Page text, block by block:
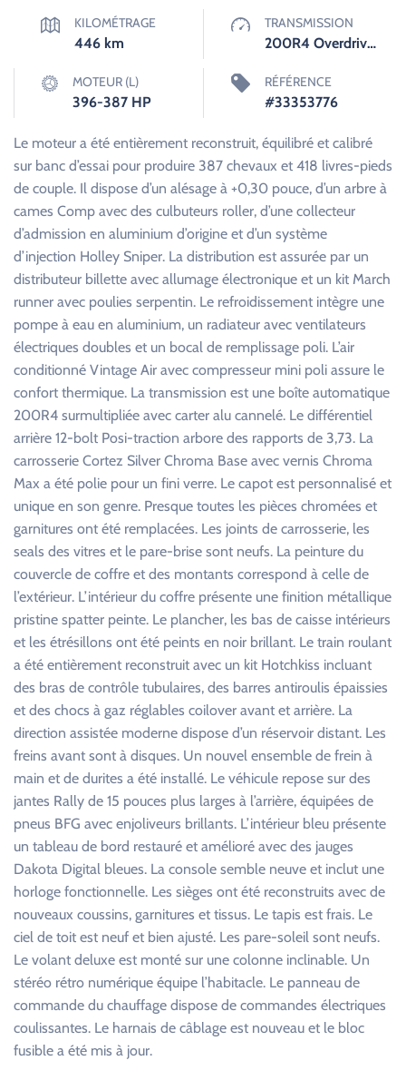
KILOMÉTRAGE
446 km
TRANSMISSION
200R4 Overdrive Automatique
MOTEUR (L)
396-387 HP
RÉFÉRENCE
#33353776
Le moteur a été entièrement reconstruit, équilibré et calibré
sur banc d’essai pour produire 387 chevaux et 418 livres-pieds
de couple. Il dispose d’un alésage à +0,30 pouce, d’un arbre à
cames Comp avec des culbuteurs roller, d’une collecteur
d’admission en aluminium d’origine et d’un système
d’injection Holley Sniper. La distribution est assurée par un
distributeur billette avec allumage électronique et un kit March
runner avec poulies serpentin. Le refroidissement intègre une
pompe à eau en aluminium, un radiateur avec ventilateurs
électriques doubles et un bocal de remplissage poli. L’air
conditionné Vintage Air avec compresseur mini poli assure le
confort thermique. La transmission est une boîte automatique
200R4 surmultipliée avec carter alu cannelé. Le différentiel
arrière 12-bolt Posi-traction arbore des rapports de 3,73. La
carrosserie Cortez Silver Chroma Base avec vernis Chroma
Max a été polie pour un fini verre. Le capot est personnalisé et
unique en son genre. Presque toutes les pièces chromées et
garnitures ont été remplacées. Les joints de carrosserie, les
seals des vitres et le pare-brise sont neufs. La peinture du
couvercle de coffre et des montants correspond à celle de
l’extérieur. L’intérieur du coffre présente une finition métallique
pristine spatter peinte. Le plancher, les bas de caisse intérieurs
et les étrésillons ont été peints en noir brillant. Le train roulant
a été entièrement reconstruit avec un kit Hotchkiss incluant
des bras de contrôle tubulaires, des barres antiroulis épaissies
et des chocs à gaz réglables coilover avant et arrière. La
direction assistée moderne dispose d’un réservoir distant. Les
freins avant sont à disques. Un nouvel ensemble de frein à
main et de durites a été installé. Le véhicule repose sur des
jantes Rally de 15 pouces plus larges à l’arrière, équipées de
pneus BFG avec enjoliveurs brillants. L’intérieur bleu présente
un tableau de bord restauré et amélioré avec des jauges
Dakota Digital bleues. La console semble neuve et inclut une
horloge fonctionnelle. Les sièges ont été reconstruits avec de
nouveaux coussins, garnitures et tissus. Le tapis est frais. Le
ciel de toit est neuf et bien ajusté. Les pare-soleil sont neufs.
Le volant deluxe est monté sur une colonne inclinable. Un
stéréo rétro numérique équipe l’habitacle. Le panneau de
commande du chauffage dispose de commandes électriques
coulissantes. Le harnais de câblage est nouveau et le bloc
fusible a été mis à jour.